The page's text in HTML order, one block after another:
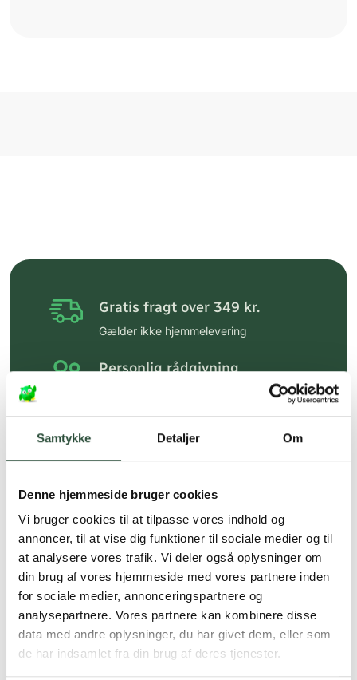
Samtykke Detaljer Om
Denne hjemmeside bruger cookies
Vi bruger cookies til at tilpasse vores indhold og
annoncer, til at vise dig funktioner til sociale medier og til
at analysere vores trafik. Vi deler også oplysninger om
din brug af vores hjemmeside med vores partnere inden
for sociale medier, annonceringspartnere og
analysepartnere. Vores partnere kan kombinere disse
data med andre oplysninger, du har givet dem, eller som
de har indsamlet fra din brug af deres tjenester.
Gratis fragt over 349 kr.
Gælder ikke hjemmelevering
Personlig rådgivning
Hurtig levering (30 min. i Kbh)
Faste lave priser*
*Gælder ikke ernæringsprodukter.
Stort udvalg af kendte
produkter
Vi tilbyder et stort udvalg af kendte
cremer, vitaminer og andre spændende
produkter – altid til fast lav pris.
Læs mere om Uglecare.dk her